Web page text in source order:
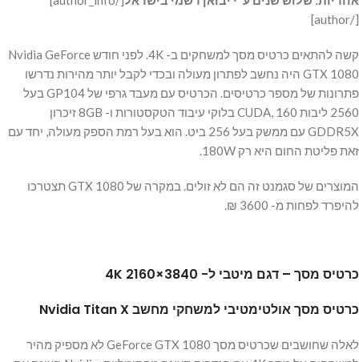
[/author]
קשה להתאים כרטיס מסך למשחקים ב- 4K. לפני חודש Nvidia GeForce
GTX 1080 היה נחשב לפתרון מעולה ובכדי לקבל יותר מהירות נדרשו
פתרונות של מספר כרטיסים. הכרטיס עם מעבד גרפי של GP104 בעל
2560 ליבות CUDA, 160 בלוקי עיבוד הטקסטורות ו- 8GB זיכרון
GDDR5X עם ממשק בעל 256 ביט. הוא בעל רמת הספק מעולה, יחד עם
זאת פליטת החום היא רק 180W.
המוצרים של סגמנט זה הם לא זולים. במקרה של GTX 1080 תצטרכו
להיפרד לפחות מ- 3600 ₪.
כרטיס מסך – דגם מיטבי ל- 3840×2160 4K
כרטיס מסך אולטימטיבי למשחקי מחשב Nvidia Titan X
לאלה שחושבים שכרטיס מסך GeForce GTX 1080 לא מספיק מהיר